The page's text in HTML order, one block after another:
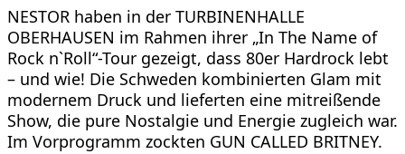
NESTOR haben in der TURBINENHALLE
OBERHAUSEN im Rahmen ihrer „In The Name of
Rock n`Roll“-Tour gezeigt, dass 80er Hardrock lebt
– und wie! Die Schweden kombinierten Glam mit
modernem Druck und lieferten eine mitreißende
Show, die pure Nostalgie und Energie zugleich war.
Im Vorprogramm zockten GUN CALLED BRITNEY.